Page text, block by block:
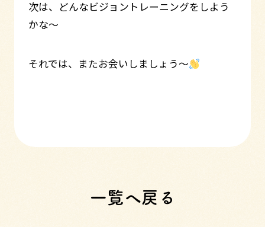
次は、どんなビジョントレーニングをしよう
かな～
それでは、またお会いしましょう～
一覧へ戻る